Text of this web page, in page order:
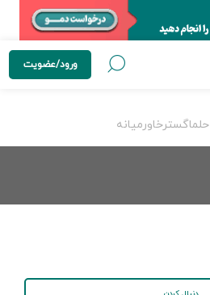
ورود/عضویت
حلماگسترخاورمیانه